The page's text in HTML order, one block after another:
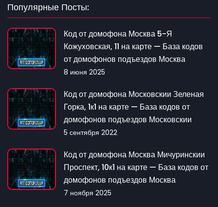
Популярные Посты:
Код от домофона Москва 5-Я
Кожуховская, 11 на карте — База кодов
от домофонов подъездов Москва
8 июня 2025
Код от домофона Московскии Зеленая
Горка, 1к1 на карте — База кодов от
домофонов подъездов Московскии
5 сентября 2022
Код от домофона Москва Мичуринскии
Проспект, 10к1 на карте — База кодов от
домофонов подъездов Москва
7 ноября 2025